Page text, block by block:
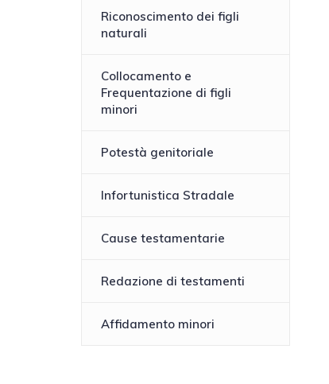
Riconoscimento dei figli
naturali
Collocamento e
Frequentazione di figli
minori
Potestà genitoriale
Infortunistica Stradale
Cause testamentarie
Redazione di testamenti
Affidamento minori